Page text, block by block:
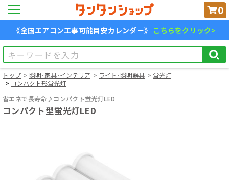
0
《全国エアコン工事可能目安カレンダー》 こちらをクリック>
トップ 照明･家具･インテリア ライト･照明器具
蛍光灯
コンパクト形蛍光灯
省エネで長寿命♪コンパクト蛍光灯LED
コンパクト型蛍光灯LED